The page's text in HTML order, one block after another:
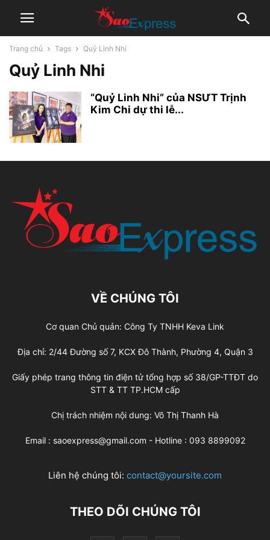
Trang chủ Tags Quỷ Linh Nhi
Quỷ Linh Nhi
“Quỷ Linh Nhi” của NSƯT Trịnh
Kim Chi dự thi lễ...
VỀ CHÚNG TÔI
Cơ quan Chủ quản: Công Ty TNHH Keva Link
Địa chỉ: 2/44 Đường số 7, KCX Đô Thành, Phường 4, Quận 3
Giấy phép trang thông tin điện tử tổng hợp số 38/GP-TTĐT do
STT & TT TP.HCM cấp
Chị trách nhiệm nội dung: Võ Thị Thanh Hà
Email : saoexpress@gmail.com - Hotline : 093 8899092
Liên hệ chúng tôi: contact@yoursite.com
THEO DÕI CHÚNG TÔI